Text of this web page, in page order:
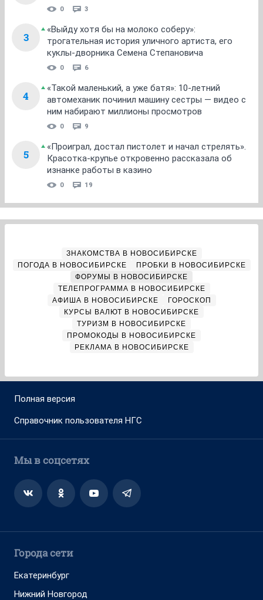
0 3
3
«Выйду хотя бы на молоко соберу»:
трогательная история уличного артиста, его
куклы-дворника Семена Степановича
0 6
4
«Такой маленький, а уже батя»: 10-летний
автомеханик починил машину сестры — видео с
ним набирают миллионы просмотров
0 9
5
«Проиграл, достал пистолет и начал стрелять».
Красотка-крупье откровенно рассказала об
изнанке работы в казино
0 19
ЗНАКОМСТВА В НОВОСИБИРСКЕ
ПОГОДА В НОВОСИБИРСКЕ
ПРОБКИ В НОВОСИБИРСКЕ
ФОРУМЫ В НОВОСИБИРСКЕ
ТЕЛЕПРОГРАММА В НОВОСИБИРСКЕ
АФИША В НОВОСИБИРСКЕ
ГОРОСКОП
КУРСЫ ВАЛЮТ В НОВОСИБИРСКЕ
ТУРИЗМ В НОВОСИБИРСКЕ
ПРОМОКОДЫ В НОВОСИБИРСКЕ
РЕКЛАМА В НОВОСИБИРСКЕ
Полная версия
Справочник пользователя НГС
Мы в соцсетях
Города сети
Екатеринбург
Нижний Новгород